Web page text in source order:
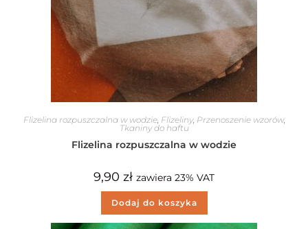
Flizelina rozpuszczalna w wodzie, Flizeliny, Przenoszenie wzorów,
Tkaniny do haftu
Flizelina rozpuszczalna w wodzie
9,90 zł zawiera 23% VAT
Dodaj do koszyka